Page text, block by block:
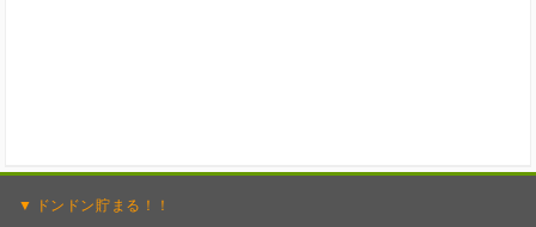
ドンドン貯まる！！